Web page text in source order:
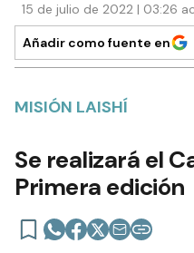
15 de julio de 2022 | 03:26
Añadir como fuente en
MISIÓN LAISHÍ
Se realizará el
Primera edición